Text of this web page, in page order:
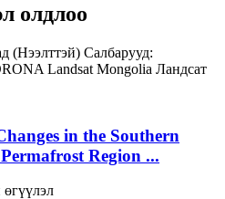
олдлоо
(Нээлттэй) Салбарууд:
Landsat Mongolia Ландсат
in the Southern
Region ...